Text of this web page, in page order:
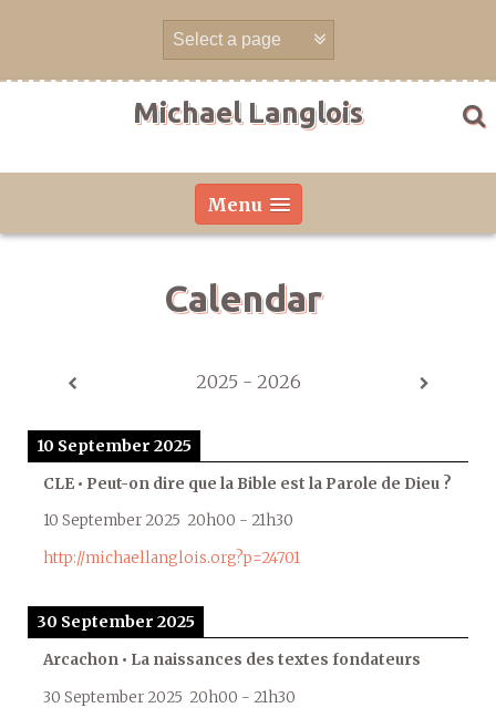
Michael Langlois
Menu
Calendar
2025 - 2026
10 September 2025
CLE • Peut-on dire que la Bible est la Parole de Dieu ?
10 September 2025 20h00 - 21h30
http://michaellanglois.org?p=24701
30 September 2025
Arcachon • La naissances des textes fondateurs
30 September 2025 20h00 - 21h30